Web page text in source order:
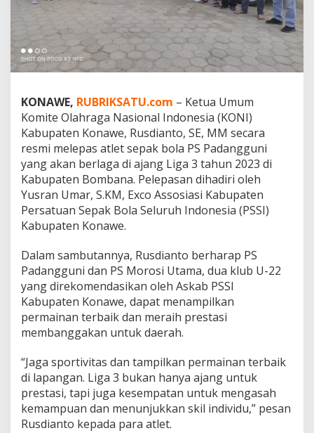
u
r
d
i
L
i
a
3
Z
o
n
a
u
l
r
KONAWE, RUBRIKSATU.com – Ketua Umum
Komite Olahraga Nasional Indonesia (KONI)
Kabupaten Konawe, Rusdianto, SE, MM secara
resmi melepas atlet sepak bola PS Padangguni
yang akan berlaga di ajang Liga 3 tahun 2023 di
Kabupaten Bombana. Pelepasan dihadiri oleh
Yusran Umar, S.KM, Exco Assosiasi Kabupaten
Persatuan Sepak Bola Seluruh Indonesia (PSSI)
Kabupaten Konawe.
Dalam sambutannya, Rusdianto berharap PS
Padangguni dan PS Morosi Utama, dua klub U-22
yang direkomendasikan oleh Askab PSSI
Kabupaten Konawe, dapat menampilkan
permainan terbaik dan meraih prestasi
membanggakan untuk daerah.
“Jaga sportivitas dan tampilkan permainan terbaik
di lapangan. Liga 3 bukan hanya ajang untuk
prestasi, tapi juga kesempatan untuk mengasah
kemampuan dan menunjukkan skil individu,” pesan
Rusdianto kepada para atlet.